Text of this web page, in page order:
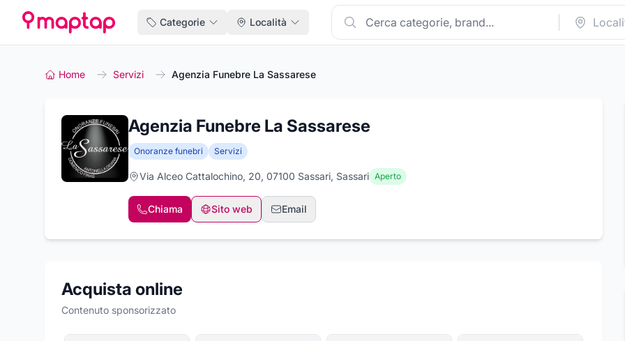
Categorie Località
Home Servizi Agenzia Funebre La Sassarese
Agenzia Funebre La Sassarese
Onoranze funebri Servizi
Via Alceo Cattalochino, 20, 07100 Sassari, Sassari Aperto
Chiama Sito web Email
Acquista online
Contenuto sponsorizzato